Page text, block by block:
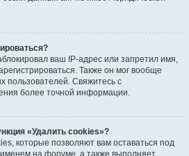
ваш IP-адрес или запретил имя,
Также он мог вообще
пользователей. Свяжитесь с
более точной информации.
«Удалить cookies»?
которые позволяют вам оставаться под
на форуме, а также выполняет